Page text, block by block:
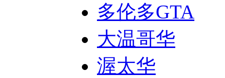
多伦多GTA
大温哥华
渥太华